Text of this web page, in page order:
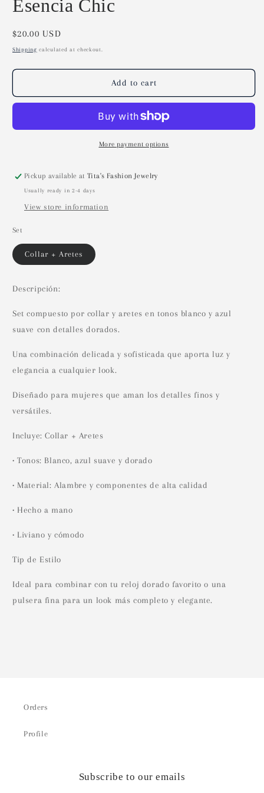
Esencia Chic
Regular
price
$20.00 USD
Shipping calculated at checkout.
Add to cart
More payment options
Pickup available atTita's Fashion Jewelry
Usually ready in 2-4 days
View store information
Set
Collar + Aretes
Descripción:
Set compuesto por collar y aretes en tonos blanco y azul
suave con detalles dorados.
Una combinación delicada y sofisticada que aporta luz y
elegancia a cualquier look.
Diseñado para mujeres que aman los detalles finos y
versátiles.
Incluye: Collar + Aretes
• Tonos: Blanco, azul suave y dorado
• Material: Alambre y componentes de alta calidad
• Hecho a mano
• Liviano y cómodo
Tip de Estilo
Ideal para combinar con tu reloj dorado favorito o una
pulsera fina para un look más completo y elegante.
Orders
Profile
Subscribe to our emails